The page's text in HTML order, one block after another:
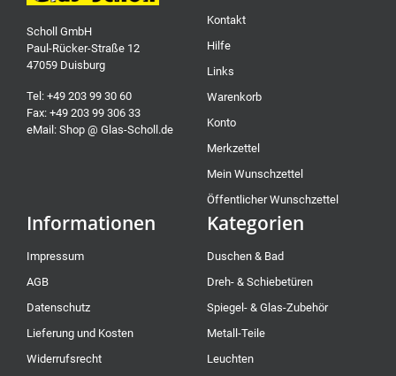
Scholl GmbH
Paul-Rücker-Straße 12
47059 Duisburg
Tel: +49 203 99 30 60
Fax: +49 203 99 306 33
eMail: Shop @ Glas-Scholl.de
Kontakt
Hilfe
Links
Warenkorb
Konto
Merkzettel
Mein Wunschzettel
Öffentlicher Wunschzettel
Informationen
Impressum
AGB
Datenschutz
Lieferung und Kosten
Widerrufsrecht
Kategorien
Duschen & Bad
Dreh- & Schiebetüren
Spiegel- & Glas-Zubehör
Metall-Teile
Leuchten